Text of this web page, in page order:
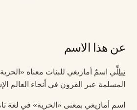
عن هذا الاسم
تِيلِلِّي اسمٌ أمازيغي للبنات معناه
المسلمة عبر القرون في أنحاء العالم
اسم أمازيغي بمعنى «الحرية» في لغة